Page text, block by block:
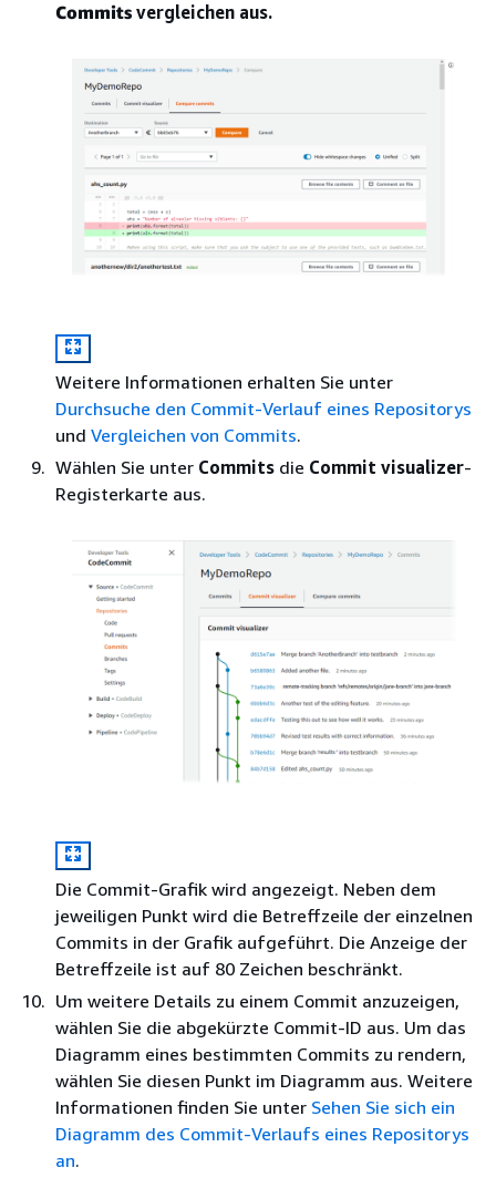
Commits vergleichen aus.
Weitere Informationen erhalten Sie unter
Durchsuche den Commit-Verlauf eines Repositorys
und Vergleichen von Commits.
Wählen Sie unter Commits die Commit visualizer-
Registerkarte aus.
Die Commit-Grafik wird angezeigt. Neben dem
jeweiligen Punkt wird die Betreffzeile der einzelnen
Commits in der Grafik aufgeführt. Die Anzeige der
Betreffzeile ist auf 80 Zeichen beschränkt.
Um weitere Details zu einem Commit anzuzeigen,
wählen Sie die abgekürzte Commit-ID aus. Um das
Diagramm eines bestimmten Commits zu rendern,
wählen Sie diesen Punkt im Diagramm aus. Weitere
Informationen finden Sie unter Sehen Sie sich ein
Diagramm des Commit-Verlaufs eines Repositorys
an.